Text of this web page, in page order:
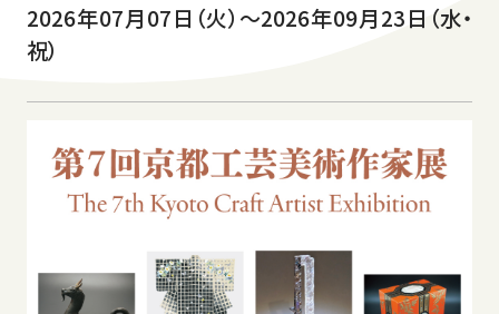
2026年07月07日（火）～2026年09月23日（水・
祝）